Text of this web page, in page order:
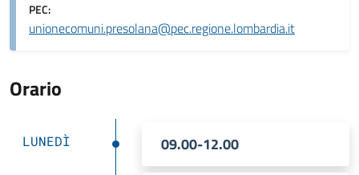
PEC:
unionecomuni.presolana@pec.regione.lombardia.it
Orario
LUNEDÌ 09.00-12.00